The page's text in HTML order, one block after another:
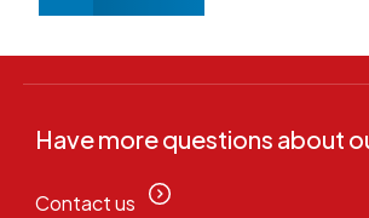
Have more questions about
Contact us